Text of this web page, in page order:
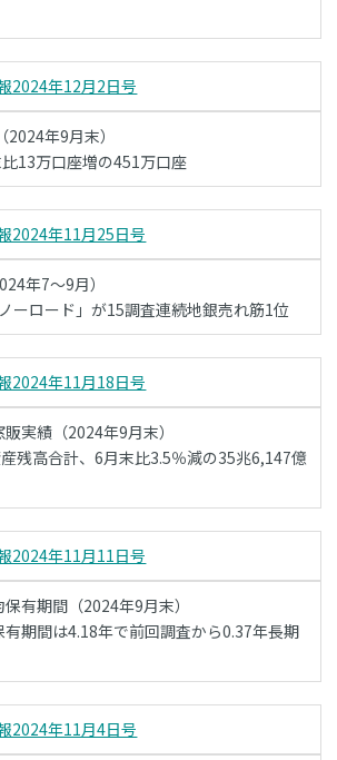
2024年12月2日号
年9月末）
13万口座増の451万口座
2024年11月25日号
年7～9月）
ーロード」が15調査連続地銀売れ筋1位
2024年11月18日号
実績（2024年9月末）
残高合計、6月末比3.5％減の35兆6,147億
2024年11月11日号
有期間（2024年9月末）
期間は4.18年で前回調査から0.37年長期
2024年11月4日号